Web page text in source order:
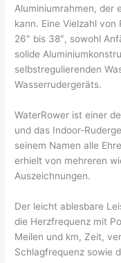
Aluminiumrahmen, der
kann. Eine Vielzahl
26″ bis 38″, sowohl
solide
selbstregulierenden
Wasserrudergeräts.
WaterRower ist einer
und das Indoor-
seinem Namen alle
erhielt von mehreren
Auszeichnungen.
Der leicht ablesbare
die Herzfrequenz mit
Meilen und km, Zeit,
Schlagfrequenz sowie